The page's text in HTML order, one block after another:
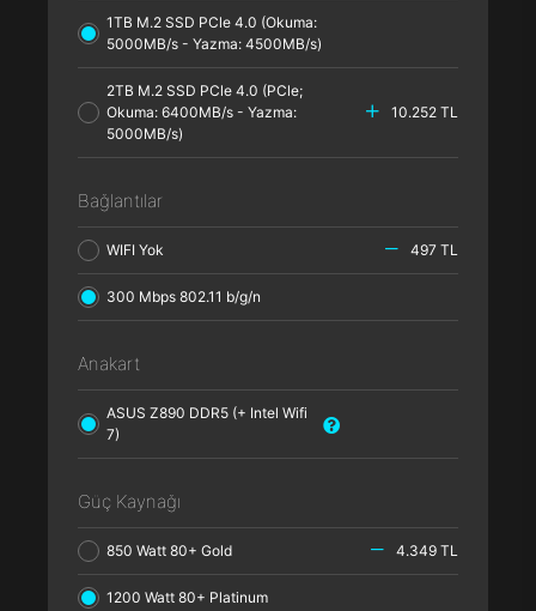
1TB M.2 SSD PCle 4.0 (Okuma:
5000MB/s - Yazma: 4500MB/s)
2TB M.2 SSD PCle 4.0 (PCle;
Okuma: 6400MB/s - Yazma:
5000MB/s)
10.252 TL
Bağlantılar
WIFI Yok 497 TL
300 Mbps 802.11 b/g/n
Anakart
ASUS Z890 DDR5 (+ Intel Wifi
7)
Güç Kaynağı
850 Watt 80+ Gold 4.349 TL
1200 Watt 80+ Platinum